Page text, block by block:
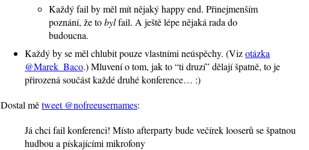
Každý fail by měl mít nějaký happy end. Přinejmenším
poznání, že tobylfail. A ještě lépe nějaká rada do
budoucna.
Každý by se měl chlubit pouze vlastními neúspěchy. (Vizotázka
@Marek_Baco.) Mluvení o tom, jak to “ti druzí” dělají špatně, to je
přirozená součást každé druhé konference… :)
Dostal mětweet @nofreeusernames:
Já chci fail konferenci! Místo afterparty bude večírek looserů se špatnou
hudbou a pískajícími mikrofony